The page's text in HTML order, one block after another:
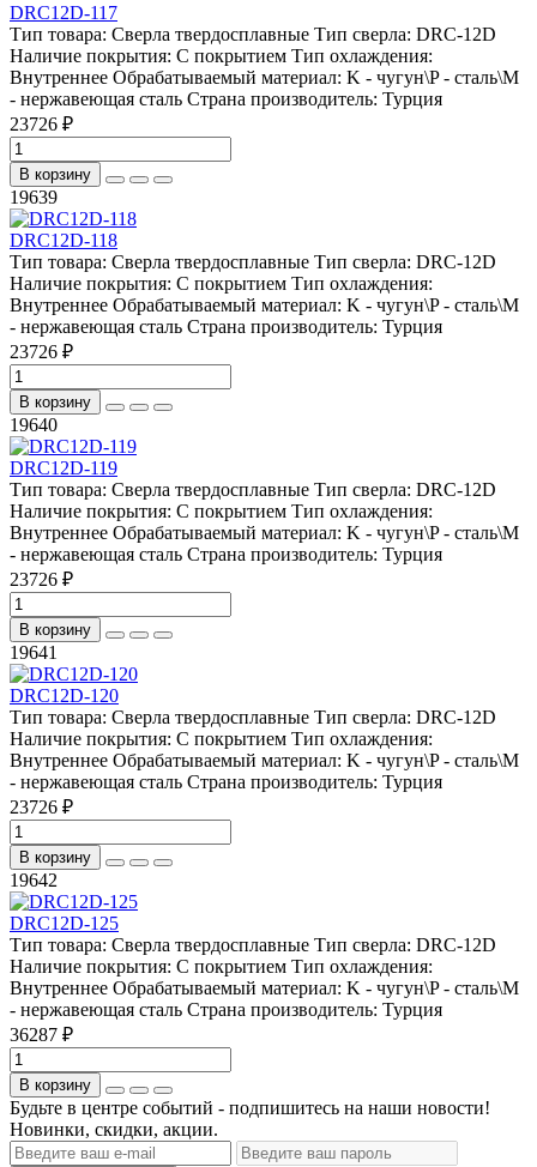
DRC12D-117
Тип товара: Сверла твердосплавные Тип сверла: DRC-12D
Наличие покрытия: С покрытием Тип охлаждения:
Внутреннее Обрабатываемый материал: K - чугун\P - сталь\М
- нержавеющая сталь Страна производитель: Турция
23726 ₽
В корзину
19639
DRC12D-118
Тип товара: Сверла твердосплавные Тип сверла: DRC-12D
Наличие покрытия: С покрытием Тип охлаждения:
Внутреннее Обрабатываемый материал: K - чугун\P - сталь\М
- нержавеющая сталь Страна производитель: Турция
23726 ₽
В корзину
19640
DRC12D-119
Тип товара: Сверла твердосплавные Тип сверла: DRC-12D
Наличие покрытия: С покрытием Тип охлаждения:
Внутреннее Обрабатываемый материал: K - чугун\P - сталь\М
- нержавеющая сталь Страна производитель: Турция
23726 ₽
В корзину
19641
DRC12D-120
Тип товара: Сверла твердосплавные Тип сверла: DRC-12D
Наличие покрытия: С покрытием Тип охлаждения:
Внутреннее Обрабатываемый материал: K - чугун\P - сталь\М
- нержавеющая сталь Страна производитель: Турция
23726 ₽
В корзину
19642
DRC12D-125
Тип товара: Сверла твердосплавные Тип сверла: DRC-12D
Наличие покрытия: С покрытием Тип охлаждения:
Внутреннее Обрабатываемый материал: K - чугун\P - сталь\М
- нержавеющая сталь Страна производитель: Турция
36287 ₽
В корзину
Будьте в центре событий - подпишитесь на наши новости!
Новинки, скидки, акции.